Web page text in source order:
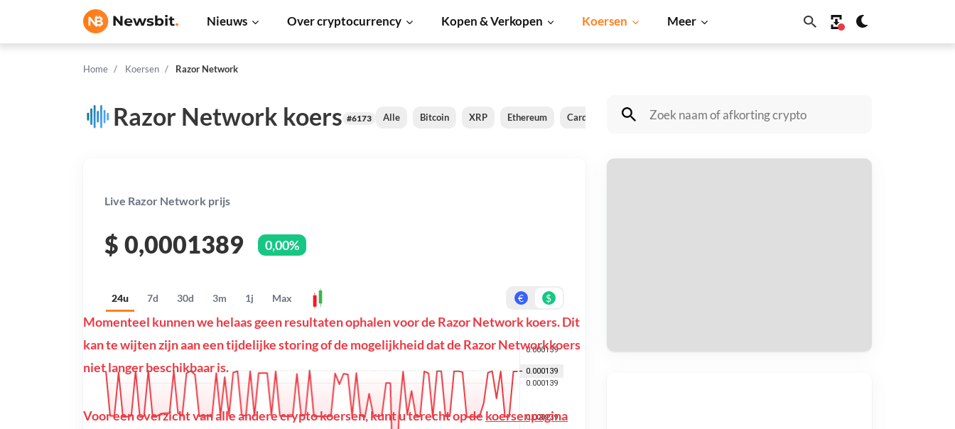
Nieuws Over cryptocurrency Kopen & Verkopen Koersen Meer
Home Koersen Razor Network
Razor Network koers #6173 Alle Bitcoin XRP Ethereum Cardano Shiba Inu Dogecoin Solana BNB
Live Razor Network prijs
$ 0,0001389 0,00%
24u 7d 30d 3m 1j Max € $
Momenteel kunnen we helaas geen resultaten ophalen voor de Razor Network koers. Dit
kan te wijten zijn aan een tijdelijke storing of de mogelijkheid dat de Razor Networkkoers
niet langer beschikbaar is.
Voor een overzicht van alle andere crypto koersen, kunt u terecht op de koersenpagina